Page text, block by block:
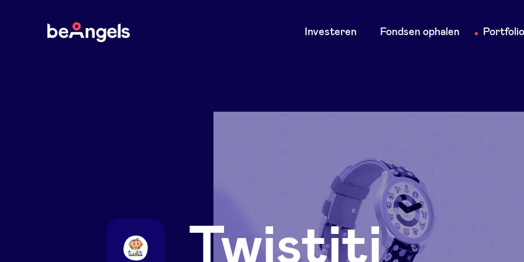
BeAngels
Main
Investeren Fondsen ophalen Portfolio
Twistiti